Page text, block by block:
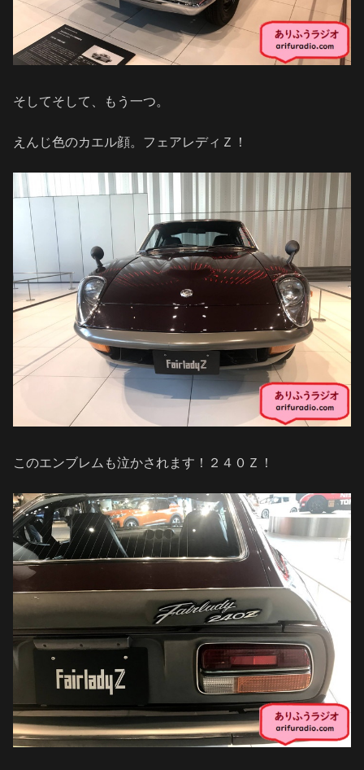
そしてそして、もう一つ。
えんじ色のカエル顔。フェアレディＺ！
このエンブレムも泣かされます！２４０Ｚ！